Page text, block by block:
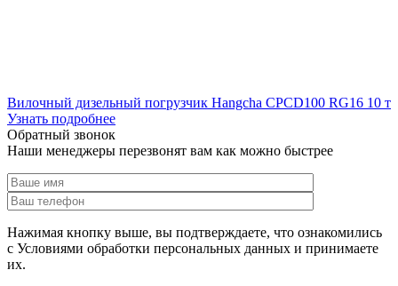
Вилочный дизельный погрузчик Hangcha CPCD100 RG16 10 т
Узнать подробнее
Обратный звонок
Наши менеджеры перезвонят вам как можно быстрее
Нажимая кнопку выше, вы подтверждаете, что ознакомились
с Условиями обработки персональных данных и принимаете
их.